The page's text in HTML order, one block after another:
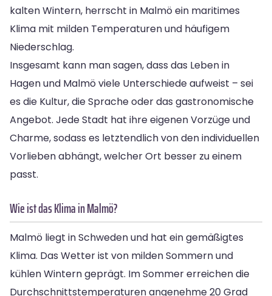
kalten Wintern, herrscht in Malmö ein maritimes
Klima mit milden Temperaturen und häufigem
Niederschlag.
Insgesamt kann man sagen, dass das Leben in
Hagen und Malmö viele Unterschiede aufweist – sei
es die Kultur, die Sprache oder das gastronomische
Angebot. Jede Stadt hat ihre eigenen Vorzüge und
Charme, sodass es letztendlich von den individuellen
Vorlieben abhängt, welcher Ort besser zu einem
passt.
Wie ist das Klima in Malmö?
Malmö liegt in Schweden und hat ein gemäßigtes
Klima. Das Wetter ist von milden Sommern und
kühlen Wintern geprägt. Im Sommer erreichen die
Durchschnittstemperaturen angenehme 20 Grad